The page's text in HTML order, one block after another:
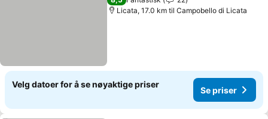
Licata, 17.0 km til Campobello di Licata
Velg datoer for å se nøyaktige priser
Se priser